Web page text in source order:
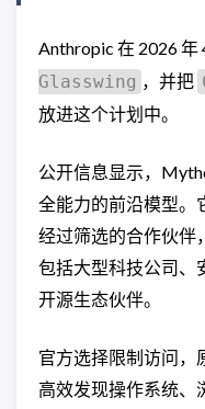
Anthropic 在 2026 年
Glasswing ，并把
放进这个计划中。
公开信息显示，
全能力的前沿模型。
经过筛选的合作伙伴
包括大型科技公司、
开源生态伙伴。
官方选择限制访问，
高效发现操作系统、